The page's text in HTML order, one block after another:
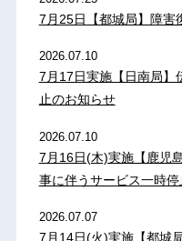
7月25日【都城局】障害
2026.07.10
7月17日実施【日南局】
止のお知らせ
2026.07.10
7月16日(木)実施【鹿児
事に伴うサービス一時
2026.07.07
7月14日(火)実施【都城